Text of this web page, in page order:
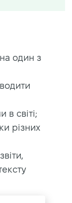
один з
в світі;
різних